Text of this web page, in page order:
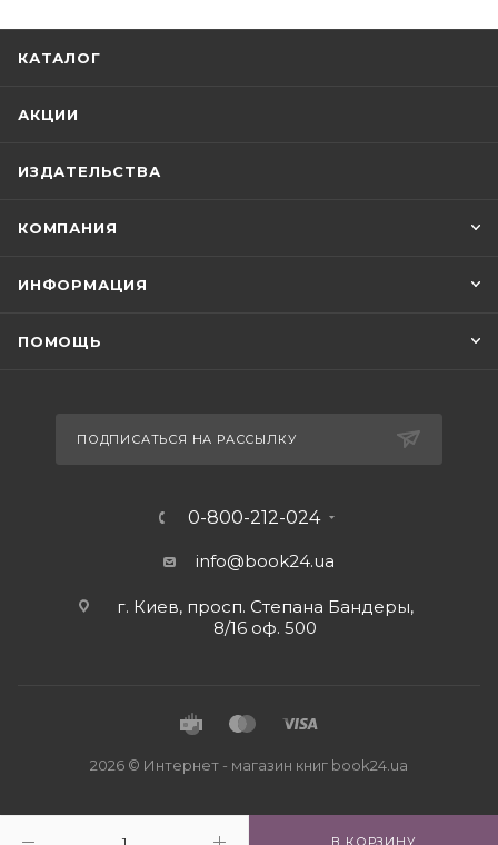
В КОРЗИНУ
КАТАЛОГ
АКЦИИ
ИЗДАТЕЛЬСТВА
КОМПАНИЯ
ИНФОРМАЦИЯ
ПОМОЩЬ
ПОДПИСАТЬСЯ НА РАССЫЛКУ
0-800-212-024
info@book24.ua
г. Киев, просп. Степана Бандеры,
8/16 оф. 500
2026 © Интернет - магазин книг book24.ua